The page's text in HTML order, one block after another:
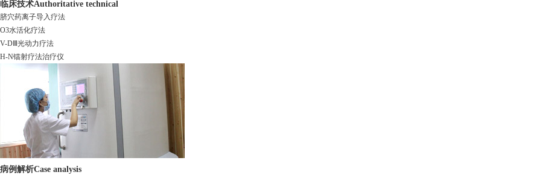
临床技术Authoritative technical
脐穴药离子导入疗法
O3水活化疗法
V-DⅢ光动力疗法
H-N镭射疗法治疗仪
病例解析Case analysis